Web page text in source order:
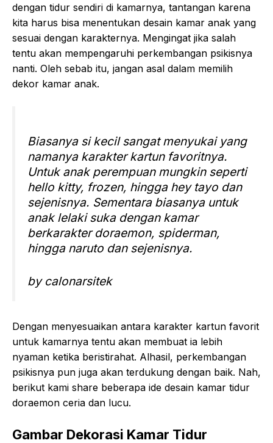
dengan tidur sendiri di kamarnya, tantangan karena
kita harus bisa menentukan desain kamar anak yang
sesuai dengan karakternya. Mengingat jika salah
tentu akan mempengaruhi perkembangan psikisnya
nanti. Oleh sebab itu, jangan asal dalam memilih
dekor kamar anak.
Biasanya si kecil sangat menyukai yang
namanya karakter kartun favoritnya.
Untuk anak perempuan mungkin seperti
hello kitty, frozen, hingga hey tayo dan
sejenisnya. Sementara biasanya untuk
anak lelaki suka dengan kamar
berkarakter doraemon, spiderman,
hingga naruto dan sejenisnya.
by calonarsitek
Dengan menyesuaikan antara karakter kartun favorit
untuk kamarnya tentu akan membuat ia lebih
nyaman ketika beristirahat. Alhasil, perkembangan
psikisnya pun juga akan terdukung dengan baik. Nah,
berikut kami share beberapa ide desain kamar tidur
doraemon ceria dan lucu.
Gambar Dekorasi Kamar Tidur